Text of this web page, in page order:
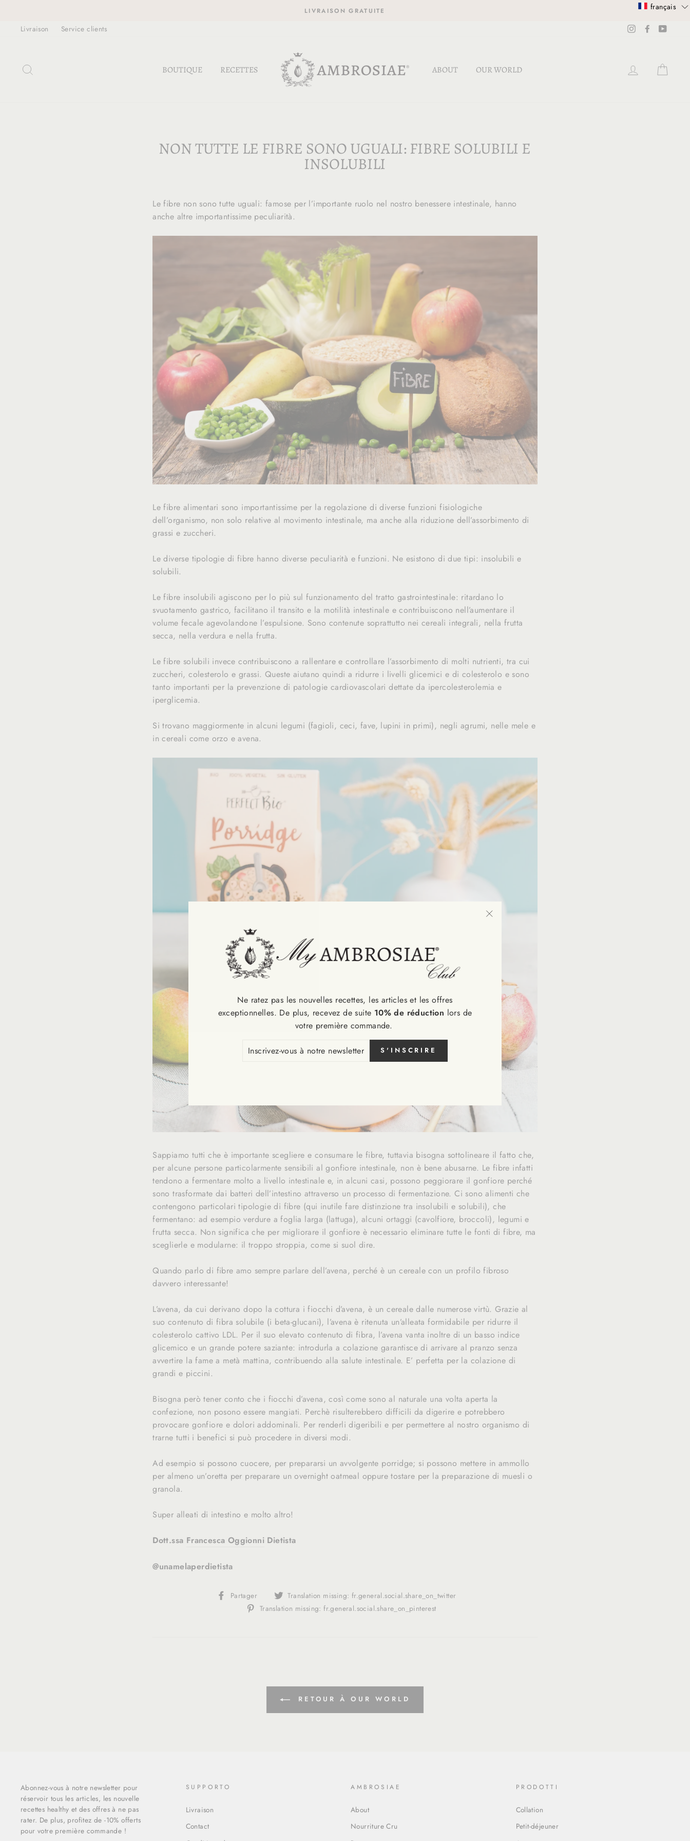
contenu
LIVRAISON GRATUITE
Livraison Service clients InstagramFacebook
BOUTIQUE RECETTES ABOUT OUR WORLD SE
NON TUTTE LE FIBRE SONO UGUALI: FIBRE SOLUBILI E
INSOLUBILI
Le fibre non sono tutte uguali: famose per l’importante ruolo nel nostro benessere intestinale, hanno
anche altre importantissime peculiarità.
Le fibre alimentari sono importantissime per la regolazione di diverse funzioni fisiologiche
dell’organismo, non solo relative al movimento intestinale, ma anche alla riduzione dell’assorbimento di
grassi e zuccheri.
Le diverse tipologie di fibre hanno diverse peculiarità e funzioni. Ne esistono di due tipi: insolubili e
solubili.
Le fibre insolubili agiscono per lo più sul funzionamento del tratto gastrointestinale: ritardano lo
svuotamento gastrico, facilitano il transito e la motilità intestinale e contribuiscono nell’aumentare il
volume fecale agevolandone l’espulsione. Sono contenute soprattutto nei cereali integrali, nella frutta
secca, nella verdura e nella frutta.
Le fibre solubili invece contribuiscono a rallentare e controllare l’assorbimento di molti nutrienti, tra cui
zuccheri, colesterolo e grassi. Queste aiutano quindi a ridurre i livelli glicemici e di colesterolo e sono
tanto importanti per la prevenzione di patologie cardiovascolari dettate da ipercolesterolemia e
iperglicemia.
Si trovano maggiormente in alcuni legumi (fagioli, ceci, fave, lupini in primi), negli agrumi, nelle mele e
in cereali come orzo e avena.
Sappiamo tutti che è importante scegliere e consumare le fibre, tuttavia bisogna sottolineare il fatto che,
per alcune persone particolarmente sensibili al gonfiore intestinale, non è bene abusarne. Le fibre infatti
tendono a fermentare molto a livello intestinale e, in alcuni casi, possono peggiorare il gonfiore perché
sono trasformate dai batteri dell’intestino attraverso un processo di fermentazione. Ci sono alimenti che
contengono particolari tipologie di fibre (qui inutile fare distinzione tra insolubili e solubili), che
fermentano: ad esempio verdure a foglia larga (lattuga), alcuni ortaggi (cavolfiore, broccoli), legumi e
frutta secca. Non significa che per migliorare il gonfiore è necessario eliminare tutte le fonti di fibre, ma
sceglierle e modularne: il troppo stroppia, come si suol dire.
Quando parlo di fibre amo sempre parlare dell’avena, perché è un cereale con un profilo fibroso
davvero interessante!
L’avena, da cui derivano dopo la cottura i fiocchi d’avena, è un cereale dalle numerose virtù. Grazie al
suo contenuto di fibra solubile (i beta-glucani), l’avena è ritenuta un’alleata formidabile per ridurre il
colesterolo cattivo LDL. Per il suo elevato contenuto di fibra, l’avena vanta inoltre di un basso indice
glicemico e un grande potere saziante: introdurla a colazione garantisce di arrivare al pranzo senza
avvertire la fame a metà mattina, contribuendo alla salute intestinale. E’ perfetta per la colazione di
grandi e piccini.
Bisogna però tener conto che i fiocchi d’avena, così come sono al naturale una volta aperta la
confezione, non posono essere mangiati. Perchè risulterebbero difficili da digerire e potrebbero
provocare gonfiore e dolori addominali. Per renderli digeribili e per permettere al nostro organismo di
trarne tutti i benefici si può procedere in diversi modi.
Ad esempio si possono cuocere, per prepararsi un avvolgente porridge; si possono mettere in ammollo
per almeno un’oretta per preparare un overnight oatmeal oppure tostare per la preparazione di muesli o
granola.
Super alleati di intestino e molto altro!
Dott.ssa Francesca Oggionni Dietista
@unamelaperdietista
Partager
Translation
missing:
Translation missing: fr.general.social.share_on_twitter
Translation missing: fr.general.social.share_on_pinterest
RETOUR À OUR WORLD
Abonnez-vous à notre newsletter pour
réservoir tous les articles, les nouvelle
recettes healthy et des offres à ne pas
rater. De plus, profitez de -10% offerts
pour votre première commande !
SUPPORTO
Livraison
Contact
AMBROSIAE
About
Nourriture Cru
PRODOTTI
Collation
Petit-déjeuner
Ne ratez pas les nouvelles recettes, les articles et les offres
exceptionnelles. De plus, recevez de suite 10% de réduction lors de
votre première commande.
S'INSCRIRE
français